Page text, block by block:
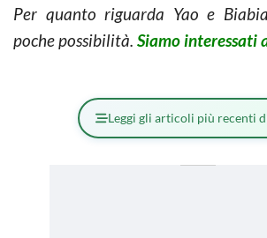
Per quanto riguarda Yao e
poche possibilità. Siamo interessati
Leggi gli articoli più recenti